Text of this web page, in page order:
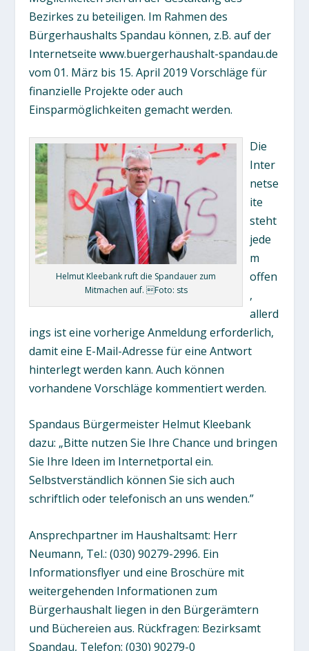
Bezirkes zu beteiligen. Im Rahmen des
Bürgerhaushalts Spandau können, z.B. auf der
Internetseite www.buergerhaushalt-spandau.de
vom 01. März bis 15. April 2019 Vorschläge für
finanzielle Projekte oder auch
Einsparmöglichkeiten gemacht werden.
Helmut Kleebank ruft die Spandauer zum
Mitmachen auf. Foto: sts
Die
Inter
netse
ite
steht
jede
m
offen
,
allerd
ings ist eine vorherige Anmeldung erforderlich,
damit eine E-Mail-Adresse für eine Antwort
hinterlegt werden kann. Auch können
vorhandene Vorschläge kommentiert werden.
Spandaus Bürgermeister Helmut Kleebank
dazu: „Bitte nutzen Sie Ihre Chance und bringen
Sie Ihre Ideen im Internetportal ein.
Selbstverständlich können Sie sich auch
schriftlich oder telefonisch an uns wenden.”
Ansprechpartner im Haushaltsamt: Herr
Neumann, Tel.: (030) 90279-2996. Ein
Informationsflyer und eine Broschüre mit
weitergehenden Informationen zum
Bürgerhaushalt liegen in den Bürgerämtern
und Büchereien aus. Rückfragen: Bezirksamt
Spandau, Telefon: (030) 90279-0